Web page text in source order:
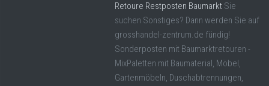
Retoure Restposten Baumarkt Sie
suchen Sonstiges? Dann werden Sie auf
grosshandel-zentrum.de fündig!
Sonderposten mit Baumarktretouren -
MixPaletten mit Baumaterial, Möbel,
Gartenmöbeln, Duschabtrennungen,